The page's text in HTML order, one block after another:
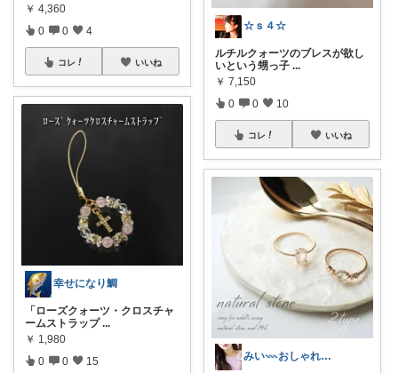
￥ 4,360
0 0 4
コレ いいね
幸せになり鯛
「ローズクォーツ・クロスチャ
ームストラップ ...
￥ 1,980
0 0 15
☆ｓ４☆
ルチルクォーツのブレスが欲し
いという甥っ子 ...
￥ 7,150
0 0 10
コレ いいね
みい𓇠おしゃれ大好き♡